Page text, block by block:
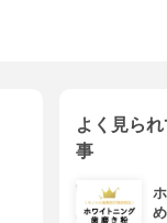
よく見ら
事